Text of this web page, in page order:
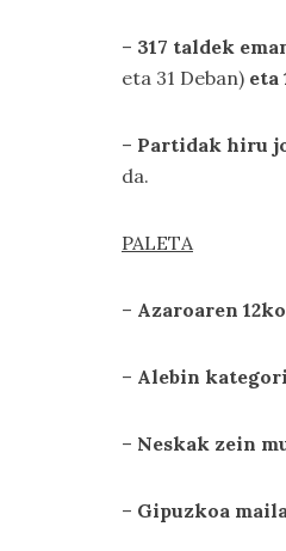
– 317 taldek
eta 31 Deban) eta
– Partidak hiru
da.
PALETA
– Azaroaren
– Alebin
– Neskak zein
– Gipuzkoa